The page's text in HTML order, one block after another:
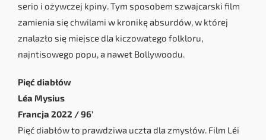
serio i ożywczej kpiny. Tym sposobem szwajcarski film
zamienia się chwilami w kronikę absurdów, w której
znalazło się miejsce dla kiczowatego folkloru,
najntisowego popu, a nawet Bollywoodu.
Pięć diabłów
Léa Mysius
Francja 2022 / 96’
Pięć diabłów to prawdziwa uczta dla zmysłów. Film Léi